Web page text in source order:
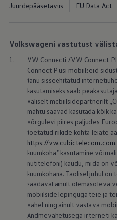
Mootoriõli ja
Lisatarvikud
Sise- ja
Transpordi- ja
Meelelahutus ja
Isikupärastamine
Seinalaadija ja
Klienditeave
Ringlussevõtt ja
Hoiatus- ja
Teie
Teie
Digitaalne juhend
myVolkswagen
Takata turvapadja
Juurdepääsetavus
EU Data Act
Volkswageni vastutust
1.
VW Connecti /VW Connect
Connect Plusi mobiilseid
tänu sisseehitatud
kasutamiseks saab
väliselt mobiilsidepartnerilt
mahtu saavad kasutada kõik
võrgulevi piires paljudes
toetatud riikide kohta leiate
https://vw.cubictelecom.com
kuumkoha“ kasutamine
nutitelefoni) kaudu, mida on
kuumkohana. Taolisel juhul
saadaval ainult olemasoleva
mobiilside lepinguga teie ja
vahel ning ainult vastava
Andmevahetusega interneti